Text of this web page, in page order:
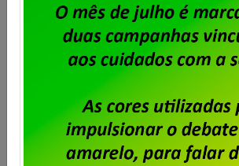
BBTS – Assembleia para
aprovação de pauta e
delegados de base
Publicado porImprensaem04/07/2024